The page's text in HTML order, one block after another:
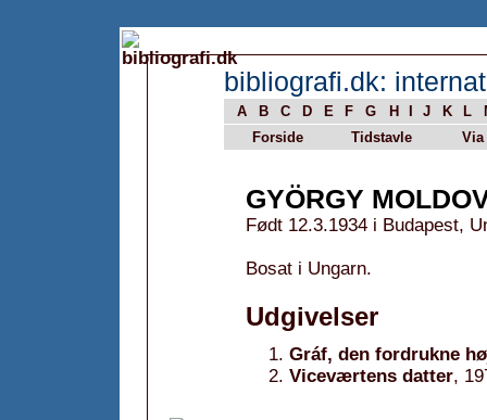
bibliografi.dk:
A B C D E F G H J K L
Forside
Tidstavle Via
GYÖRGY
Født 12.3.1934 i Budapest,
Bosat i Ungarn.
Udgivelser
Gráf, den fordrukne
Viceværtens datter,